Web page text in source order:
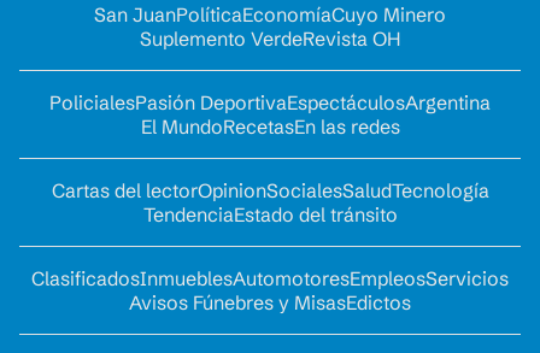
San JuanPolíticaEconomíaCuyo Minero
Suplemento VerdeRevista OH
PolicialesPasión DeportivaEspectáculosArgentina
El MundoRecetasEn las redes
Cartas del lectorOpinionSocialesSaludTecnología
TendenciaEstado del tránsito
ClasificadosInmueblesAutomotoresEmpleosServicios
Avisos Fúnebres y MisasEdictos